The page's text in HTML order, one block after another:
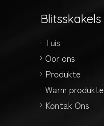
Blitsskakels
Tuis
Oor ons
Produkte
Warm produkte
Kontak Ons